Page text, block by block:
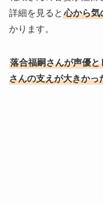
詳細を見ると 心から気
かります。
落合福嗣さんが声優
さんの支えが大きかっ